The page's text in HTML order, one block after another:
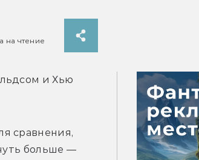
на чтение
и Хью
сравнения,
больше —